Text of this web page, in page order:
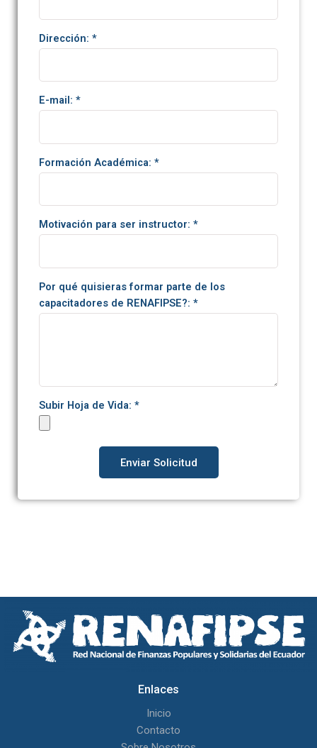
Dirección: *
E-mail: *
Formación Académica: *
Motivación para ser instructor: *
Por qué quisieras formar parte de los
capacitadores de RENAFIPSE?: *
Subir Hoja de Vida: *
Enviar Solicitud
Enlaces
Inicio
Contacto